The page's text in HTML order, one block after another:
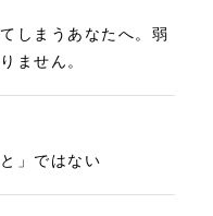
しまうあなたへ。弱
ません。
」ではない